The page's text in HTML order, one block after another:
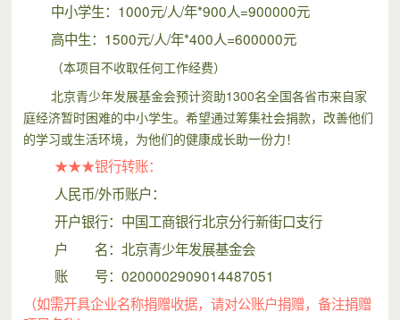
中小学生：1000元/人/年*900人=900000元
高中生：1500元/人/年*400人=600000元
（本项目不收取任何工作经费）
北京青少年发展基金会预计资助1300名全国各省市来自家
庭经济暂时困难的中小学生。希望通过筹集社会捐款，改善他们
的学习或生活环境，为他们的健康成长助一份力！
★★★银行转账：
人民币/外币账户：
开户银行：中国工商银行北京分行新街口支行
户 名：北京青少年发展基金会
账 号：0200002909014487051
（如需开具企业名称捐赠收据，请对公账户捐赠，备注捐赠